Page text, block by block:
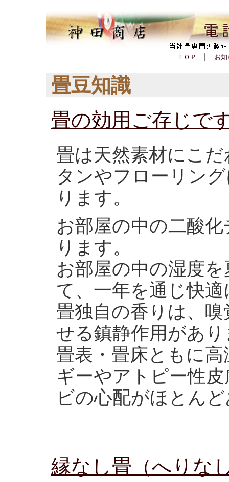
ＴＯＰ お
畳豆知識
畳の効用ご存じで
畳は天然素材にこ
タンやフローリン
ります。
お部屋の中の二酸
ります。
お部屋の中の湿度
て、一年を通じ快
畳独自の香りは、
せる鎮静作用があ
畳表・畳床ともに
ギーやアトピー性
ビの心配がほとん
縁なし畳（へりな